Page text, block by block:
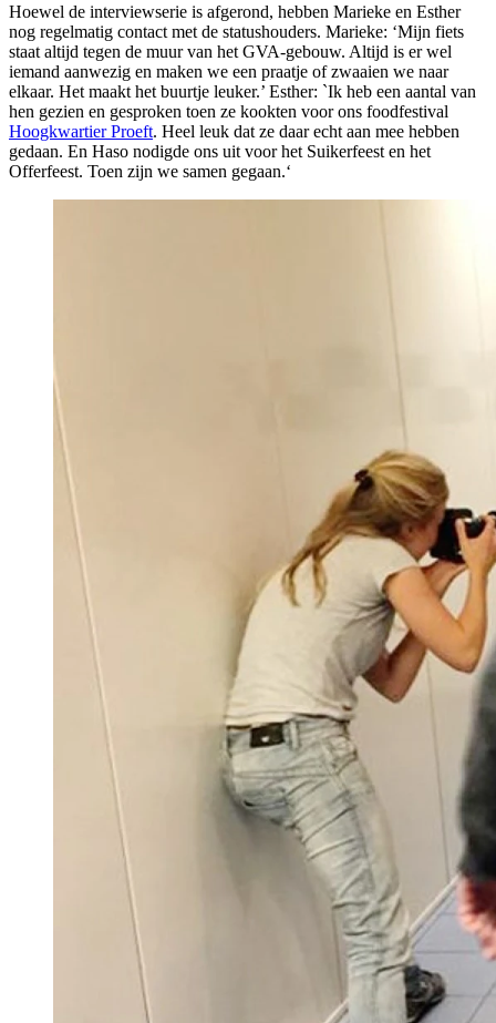
Hoewel de interviewserie is afgerond, hebben Marieke en Esther
nog regelmatig contact met de statushouders. Marieke: ‘Mijn fiets
staat altijd tegen de muur van het GVA-gebouw. Altijd is er wel
iemand aanwezig en maken we een praatje of zwaaien we naar
elkaar. Het maakt het buurtje leuker.’ Esther: `Ik heb een aantal van
hen gezien en gesproken toen ze kookten voor ons foodfestival
Hoogkwartier Proeft. Heel leuk dat ze daar echt aan mee hebben
gedaan. En Haso nodigde ons uit voor het Suikerfeest en het
Offerfeest. Toen zijn we samen gegaan.‘